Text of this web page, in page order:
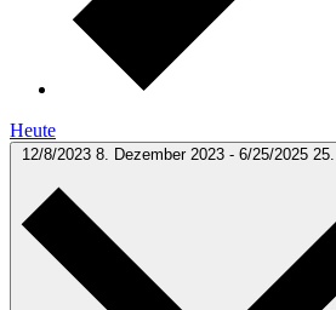
Heute
12/8/2023 8. Dezember 2023 - 6/25/2025